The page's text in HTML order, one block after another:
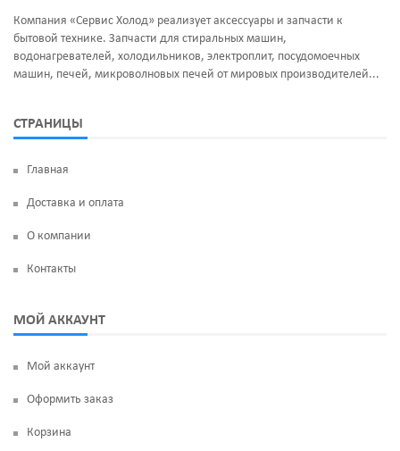
Компания «Сервис Холод» реализует аксессуары и запчасти к
бытовой технике. Запчасти для стиральных машин,
водонагревателей, холодильников, электроплит, посудомоечных
машин, печей, микроволновых печей от мировых производителей...
СТРАНИЦЫ
Главная
Доставка и оплата
О компании
Контакты
МОЙ АККАУНТ
Мой аккаунт
Оформить заказ
Корзина